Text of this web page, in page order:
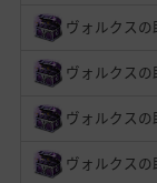
ヴォルクスの
ヴォルクスの
ヴォルクスの
ヴォルクスの